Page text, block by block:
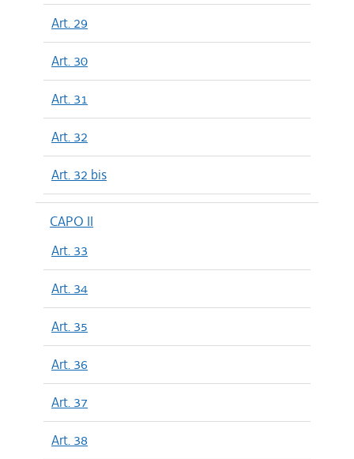
Art. 29
Art. 30
Art. 31
Art. 32
Art. 32 bis
CAPO II
Art. 33
Art. 34
Art. 35
Art. 36
Art. 37
Art. 38